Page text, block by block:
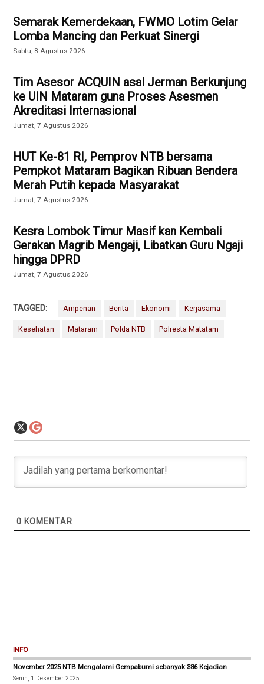
Semarak Kemerdekaan, FWMO Lotim Gelar
Lomba Mancing dan Perkuat Sinergi
Sabtu, 8 Agustus 2026
Tim Asesor ACQUIN asal Jerman Berkunjung
ke UIN Mataram guna Proses Asesmen
Akreditasi Internasional
Jumat, 7 Agustus 2026
HUT Ke-81 RI, Pemprov NTB bersama
Pempkot Mataram Bagikan Ribuan Bendera
Merah Putih kepada Masyarakat
Jumat, 7 Agustus 2026
Kesra Lombok Timur Masif kan Kembali
Gerakan Magrib Mengaji, Libatkan Guru Ngaji
hingga DPRD
Jumat, 7 Agustus 2026
TAGGED: Ampenan Berita Ekonomi Kerjasama
Kesehatan Mataram Polda NTB Polresta Matatam
0 KOMENTAR
INFO
November 2025 NTB Mengalami Gempabumi sebanyak 386 Kejadian
Senin, 1 Desember 2025